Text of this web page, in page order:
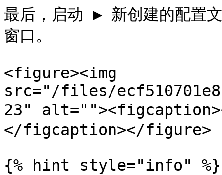
最后，启动 ▶ 新创建的配置
窗口。
<figure><img
src="/files/
23"
</figcaption></figure>
{% hint style="info" %}